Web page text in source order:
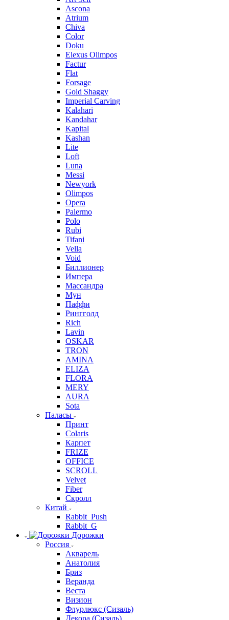
Ascona
Atrium
Chiva
Color
Doku
Elexus Olimpos
Factur
Flat
Forsage
Gold Shaggy
Imperial Carving
Kalahari
Kandahar
Kapital
Kashan
Lite
Loft
Luna
Messi
Newyork
Olimpos
Opera
Palermo
Polo
Rubi
Tifani
Vella
Void
Биллионер
Импера
Массандра
Мун
Паффи
Рингголд
Rich
Lavin
OSKAR
TRON
AMINA
ELIZA
FLORA
MERY
AURA
Sota
Паласы
Принт
Colaris
Карпет
FRIZE
OFFICE
SCROLL
Velvet
Fiber
Скролл
Китай
Rabbit_Push
Rabbit_G
Дорожки
Россия
Акварель
Анатолия
Бриз
Веранда
Веста
Визион
Флурлюкс (Сизаль)
Декора (Сизаль)